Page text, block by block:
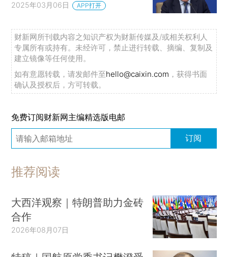
2025年03月06日 APP打开
财新网所刊载内容之知识产权为财新传媒及/或相关权利人
专属所有或持有。未经许可，禁止进行转载、摘编、复制及
建立镜像等任何使用。
如有意愿转载，请发邮件至hello@caixin.com ，获得书面
确认及授权后，方可转载。
免费订阅财新网主编精选版电邮
订阅
推荐阅读
大西洋观察｜特朗普助力金砖
合作
2026年08月07日